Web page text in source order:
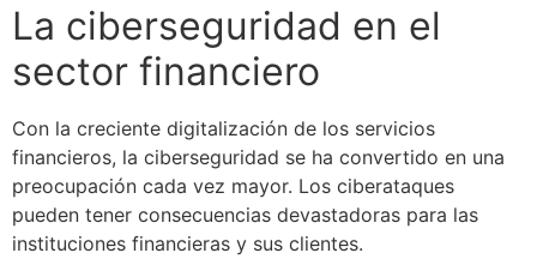
La ciberseguridad en el
sector financiero
Con la creciente digitalización de los servicios
financieros, la ciberseguridad se ha convertido en una
preocupación cada vez mayor. Los ciberataques
pueden tener consecuencias devastadoras para las
instituciones financieras y sus clientes.